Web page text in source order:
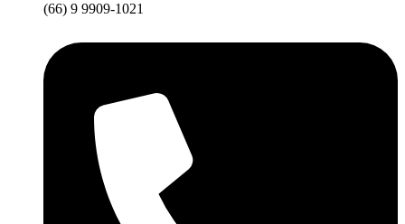
(66) 9 9909-1021